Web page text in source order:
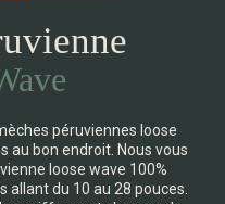
péruviennes loose
au bon endroit. Nous vous
loose wave 100%
du 10 au 28 pouces.